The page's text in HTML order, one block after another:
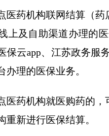
医药机构联网结算（
上及自助渠道办理的
保云app、江苏政务服
理的医保业务。
医药机构就医购药的
新进行医保结算。